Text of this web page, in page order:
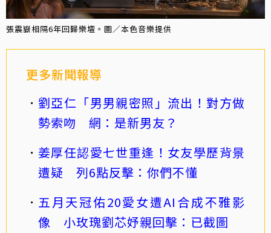
張震嶽相隔6年回歸樂壇。圖／本色音樂提供
更多新聞報導
劉亞仁「男男親密照」流出！對方做
勢索吻 網：是新男友？
姜厚任認愛七世重逢！女友學歷背景
遭疑 列6點反擊：你們不懂
五月天冠佑20愛女遭AI合成不雅影
像 小玫瑰劉芯妤親回擊：已截圖